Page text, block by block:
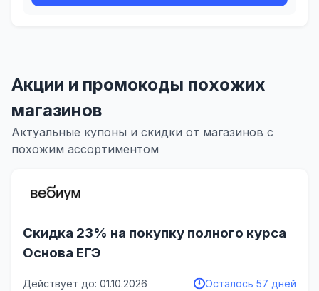
Акции и промокоды похожих
магазинов
Актуальные купоны и скидки от магазинов с
похожим ассортиментом
Скидка 23% на покупку полного курса
Основа ЕГЭ
Действует до: 01.10.2026 Осталось 57 дней